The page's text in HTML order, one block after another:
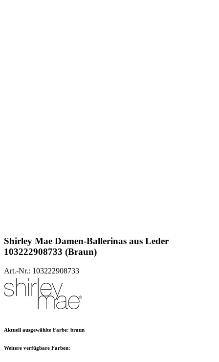
Shirley Mae Damen-Ballerinas aus Leder
103222908733 (Braun)
Art.-Nr.: 103222908733
Aktuell ausgewählte Farbe: braun
Weitere verfügbare Farben: